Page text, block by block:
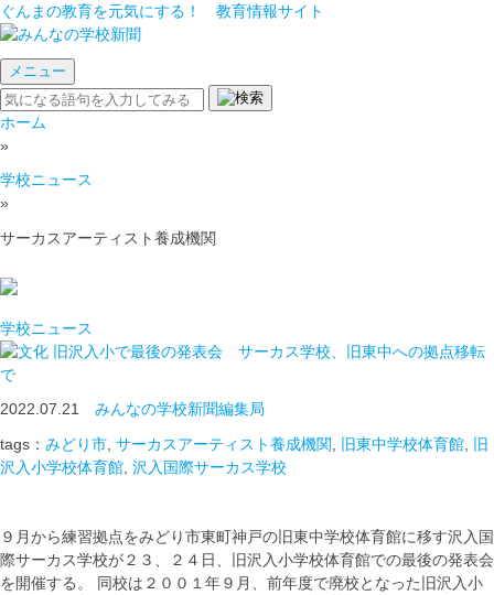
ぐんまの教育を元気にする！ 教育情報サイト
メニュー
ホーム
»
学校ニュース
»
サーカスアーティスト養成機関
学校ニュース
旧沢入小で最後の発表会 サーカス学校、旧東中への拠点移転
で
2022.07.21 みんなの学校新聞編集局
tags： みどり市 サーカスアーティスト養成機関 旧東中学校体育館 旧
沢入小学校体育館 沢入国際サーカス学校
９月から練習拠点をみどり市東町神戸の旧東中学校体育館に移す沢入国
際サーカス学校が２３、２４日、旧沢入小学校体育館での最後の発表会
を開催する。 同校は２００１年９月、前年度で廃校となった旧沢入小